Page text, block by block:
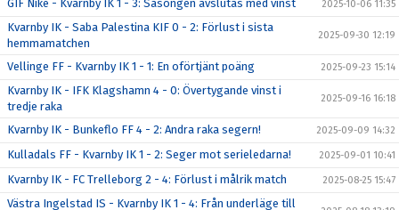
GIF Nike - Kvarnby IK 1 - 3: Säsongen avslutas med vinst 2025-10-06 11:35
Kvarnby IK - Saba Palestina KIF 0 - 2: Förlust i sista
hemmamatchen
2025-09-30 12:19
Vellinge FF - Kvarnby IK 1 - 1: En oförtjänt poäng 2025-09-23 15:14
Kvarnby IK - IFK Klagshamn 4 - 0: Övertygande vinst i
tredje raka
2025-09-16 16:18
Kvarnby IK - Bunkeflo FF 4 - 2: Andra raka segern! 2025-09-09 14:32
Kulladals FF - Kvarnby IK 1 - 2: Seger mot serieledarna! 2025-09-01 10:41
Kvarnby IK - FC Trelleborg 2 - 4: Förlust i målrik match 2025-08-25 15:47
Västra Ingelstad IS - Kvarnby IK 1 - 4: Från underläge till